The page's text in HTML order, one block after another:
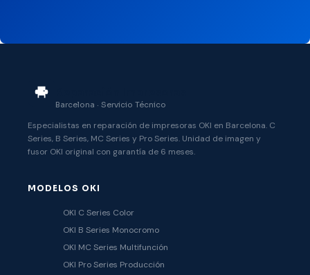
Barcelona · Servicio Técnico
Especialistas en reparación de impresoras OKI en Barcelona. C
Series, B Series, MC Series y Pro Series. Unidad de imagen y
fusor OKI original con garantía de 6 meses.
MODELOS OKI
OKI C Series Color
OKI B Series Monocromo
OKI MC Series Multifunción
OKI Pro Series Producción